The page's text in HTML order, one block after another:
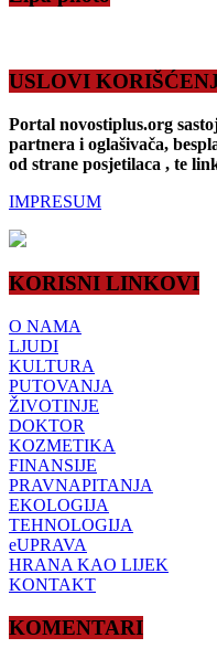
USLOVI
Portal novostiplus.org
partnera i oglašivača,
od strane posjetilaca , te
IMPRESUM
KORISNI LINKOVI
O NAMA
LJUDI
KULTURA
PUTOVANJA
ŽIVOTINJE
DOKTOR
KOZMETIKA
FINANSIJE
PRAVNAPITANJA
EKOLOGIJA
TEHNOLOGIJA
eUPRAVA
HRANA KAO LIJEK
KONTAKT
KOMENTARI